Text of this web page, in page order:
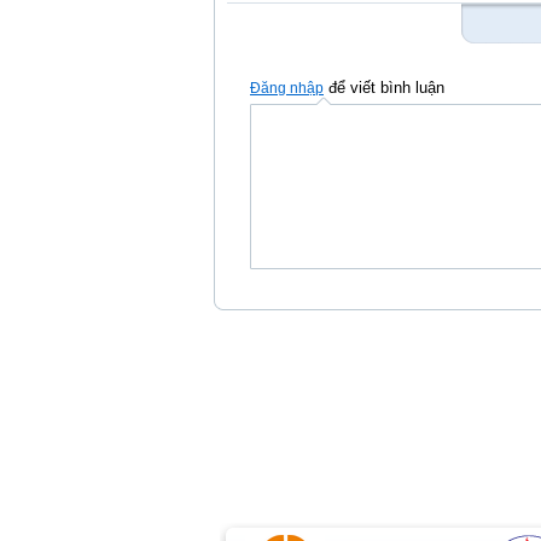
Đăng nhập để viết bình luận